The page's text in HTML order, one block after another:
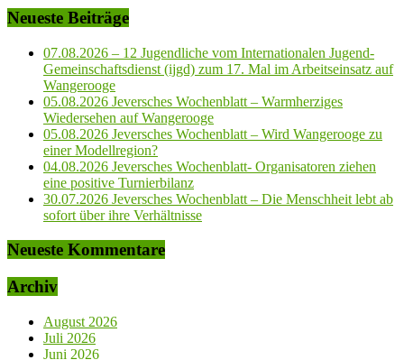
Neueste Beiträge
07.08.2026 – 12 Jugendliche vom Internationalen Jugend-
Gemeinschaftsdienst (ijgd) zum 17. Mal im Arbeitseinsatz auf
Wangerooge
05.08.2026 Jeversches Wochenblatt – Warmherziges
Wiedersehen auf Wangerooge
05.08.2026 Jeversches Wochenblatt – Wird Wangerooge zu
einer Modellregion?
04.08.2026 Jeversches Wochenblatt- Organisatoren ziehen
eine positive Turnierbilanz
30.07.2026 Jeversches Wochenblatt – Die Menschheit lebt ab
sofort über ihre Verhältnisse
Neueste Kommentare
Archiv
August 2026
Juli 2026
Juni 2026